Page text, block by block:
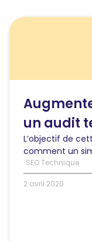
Lire
l'article
grâce
audit
technique
un audit
L’objectif de
comment un
SEO Technique
2 avril 2020